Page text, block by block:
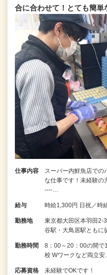
合に合わせて！とても簡単
仕事内容
スーパー内鮮魚店で
な仕事です！未経験の
----…
給与 時給1,300円 日祝／時
勤務地
東京都大田区本羽田2-
谷駅・大鳥居駅ともに
勤務時間
8：00～20：00の間
校 Wワークなど両立
応募資格 未経験でOKです！